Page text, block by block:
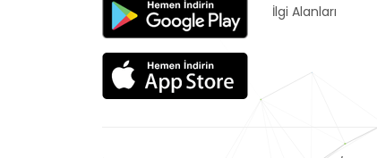
İlgi Alanları